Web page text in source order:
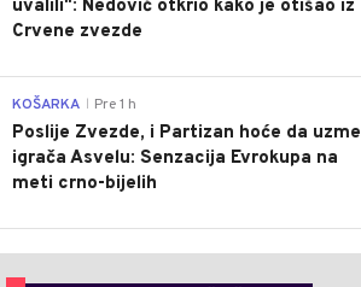
uvalili": Nedović otkrio kako je otišao iz
Crvene zvezde
KOŠARKA Pre 1 h
Poslije Zvezde, i Partizan hoće da uzme
igrača Asvelu: Senzacija Evrokupa na
meti crno-bijelih